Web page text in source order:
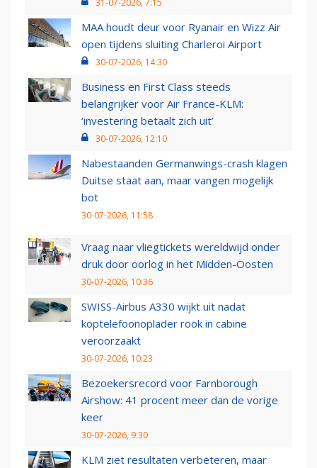
31-07-2026, 7:15
MAA houdt deur voor Ryanair en Wizz Air
open tijdens sluiting Charleroi Airport
30-07-2026, 14:30
Business en First Class steeds
belangrijker voor Air France-KLM:
‘investering betaalt zich uit’
30-07-2026, 12:10
Nabestaanden Germanwings-crash klagen
Duitse staat aan, maar vangen mogelijk
bot
30-07-2026, 11:58
Vraag naar vliegtickets wereldwijd onder
druk door oorlog in het Midden-Oosten
30-07-2026, 10:36
SWISS-Airbus A330 wijkt uit nadat
koptelefoonoplader rook in cabine
veroorzaakt
30-07-2026, 10:23
Bezoekersrecord voor Farnborough
Airshow: 41 procent meer dan de vorige
keer
30-07-2026, 9:30
KLM ziet resultaten verbeteren, maar